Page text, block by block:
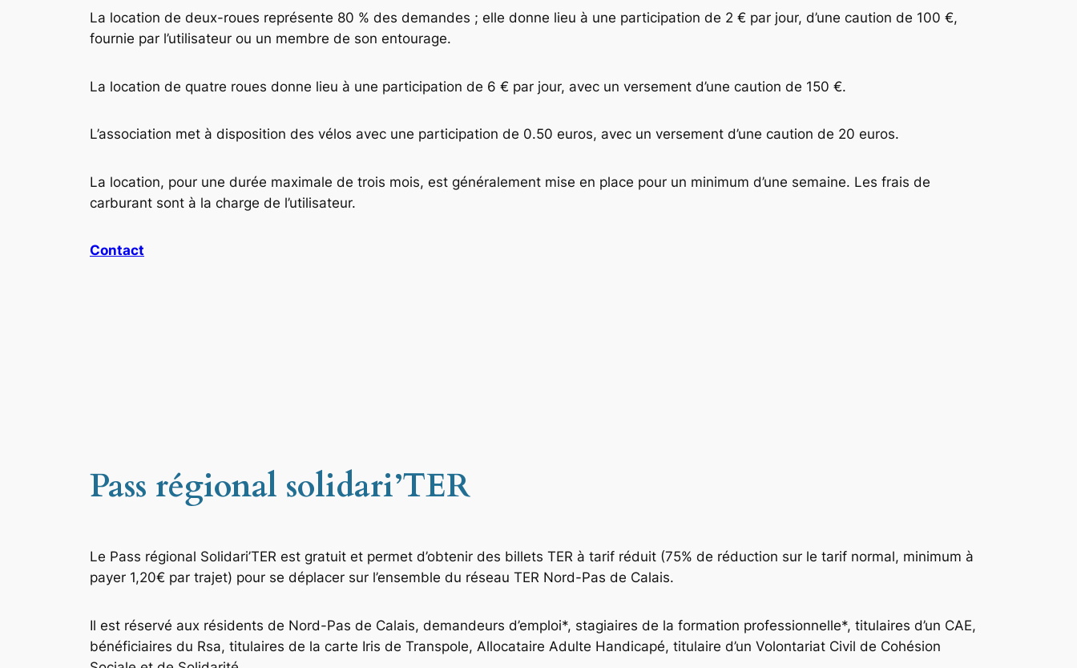
La location de deux-roues représente 80 % des demandes ; elle donne lieu à une participation de 2 € par jour, d’une caution de 100 €,
fournie par l’utilisateur ou un membre de son entourage.
La location de quatre roues donne lieu à une participation de 6 € par jour, avec un versement d’une caution de 150 €.
L’association met à disposition des vélos avec une participation de 0.50 euros, avec un versement d’une caution de 20 euros.
La location, pour une durée maximale de trois mois, est généralement mise en place pour un minimum d’une semaine. Les frais de
carburant sont à la charge de l’utilisateur.
Contact
Pass régional solidari’TER
Le Pass régional Solidari’TER est gratuit et permet d’obtenir des billets TER à tarif réduit (75% de réduction sur le tarif normal, minimum à
payer 1,20€ par trajet) pour se déplacer sur l’ensemble du réseau TER Nord-Pas de Calais.
Il est réservé aux résidents de Nord-Pas de Calais, demandeurs d’emploi*, stagiaires de la formation professionnelle*, titulaires d’un CAE,
bénéficiaires du Rsa, titulaires de la carte Iris de Transpole, Allocataire Adulte Handicapé, titulaire d’un Volontariat Civil de Cohésion